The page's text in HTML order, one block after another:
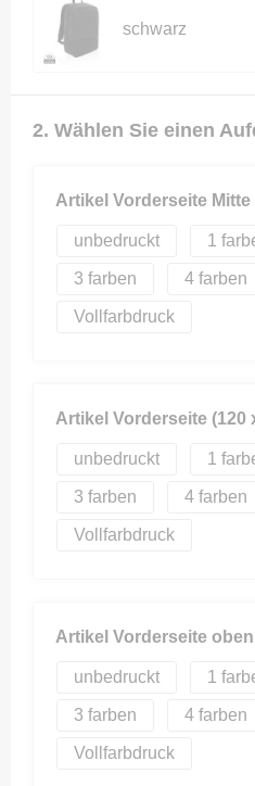
schwarz
2. Wählen Sie einen
Artikel Vorderseite Mitte
unbedruckt 1
3 4
Vollfarbdruck
Artikel Vorderseite (120
unbedruckt 1
3 4
Vollfarbdruck
Artikel Vorderseite oben
unbedruckt 1
3 4
Vollfarbdruck